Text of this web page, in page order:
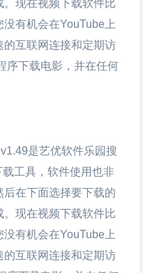
现在视频下载软件比
有机会在YouTube上
互联网连接和定期访
序下载电影，并在任何
是艺优软件乐园搜
工具，软件使用也非
在下面选择要下载的
现在视频下载软件比
有机会在YouTube上
互联网连接和定期访